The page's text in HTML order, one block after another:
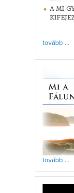
A MI
tovább ...
tovább ...